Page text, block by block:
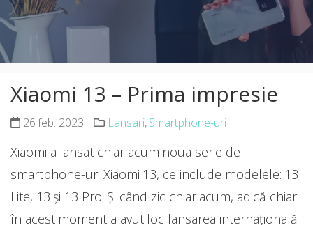
Xiaomi 13 – Prima impresie
26 feb. 2023 Lansari,Smartphone-uri
Xiaomi a lansat chiar acum noua serie de
smartphone-uri Xiaomi 13, ce include modelele: 13
Lite, 13 și 13 Pro. Și când zic chiar acum, adică chiar
în acest moment a avut loc lansarea internațională